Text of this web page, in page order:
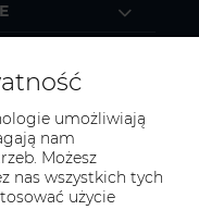
umożliwiają
nam
Możesz
nas wszystkich tych
użycie